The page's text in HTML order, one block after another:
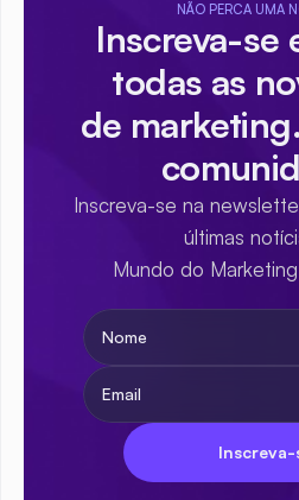
NÃO PERCA UMA
Inscreva-se
todas as
de
Inscreva-se na
últimas
Mundo do
Inscreva-